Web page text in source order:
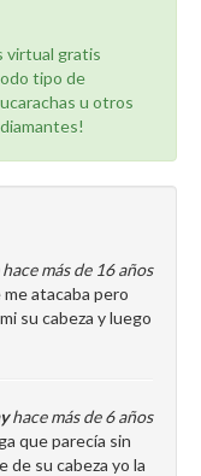
virtual gratis
tipo de
u otros
hace más de 16 años
atacaba pero
su cabeza y luego
hace más de 6 años
que parecía sin
de su cabeza yo la